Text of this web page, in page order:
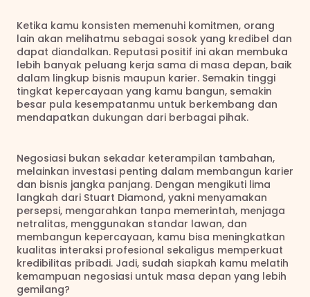
Ketika kamu konsisten memenuhi komitmen, orang
lain akan melihatmu sebagai sosok yang kredibel dan
dapat diandalkan. Reputasi positif ini akan membuka
lebih banyak peluang kerja sama di masa depan, baik
dalam lingkup bisnis maupun karier. Semakin tinggi
tingkat kepercayaan yang kamu bangun, semakin
besar pula kesempatanmu untuk berkembang dan
mendapatkan dukungan dari berbagai pihak.
Negosiasi bukan sekadar keterampilan tambahan,
melainkan investasi penting dalam membangun karier
dan bisnis jangka panjang. Dengan mengikuti lima
langkah dari Stuart Diamond, yakni menyamakan
persepsi, mengarahkan tanpa memerintah, menjaga
netralitas, menggunakan standar lawan, dan
membangun kepercayaan, kamu bisa meningkatkan
kualitas interaksi profesional sekaligus memperkuat
kredibilitas pribadi. Jadi, sudah siapkah kamu melatih
kemampuan negosiasi untuk masa depan yang lebih
gemilang?